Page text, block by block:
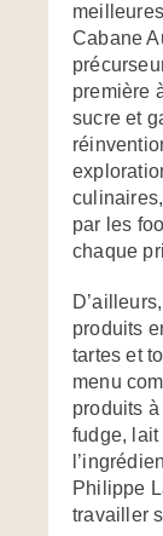
Cabane
première
sucre et
par les
chaque
produits
tartes et
menu
produits à
fudge, lait
Philippe
travailler